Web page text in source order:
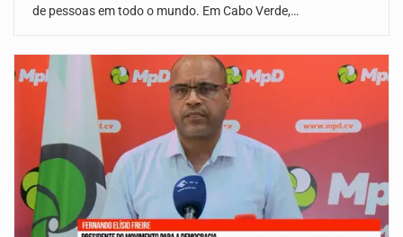
de pessoas em todo o mundo. Em Cabo Verde,…